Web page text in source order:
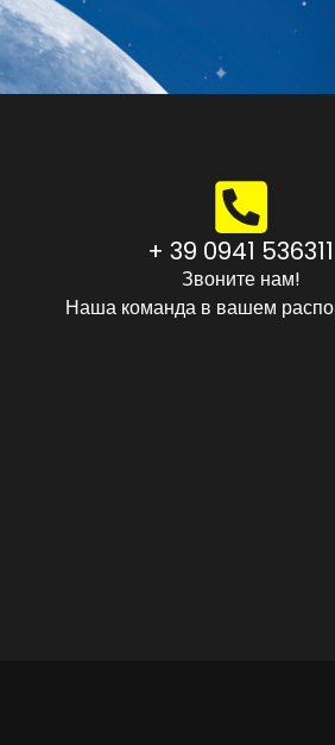
+ 39 0941 536311
Звоните нам!
Наша команда в вашем